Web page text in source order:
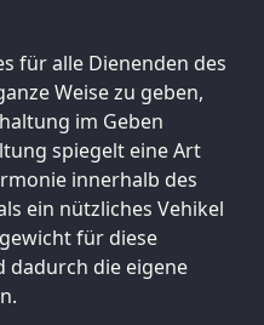
für alle Dienenden des
Weise zu geben,
im Geben
spiegelt eine Art
innerhalb des
ein nützliches Vehikel
für diese
dadurch die eigene